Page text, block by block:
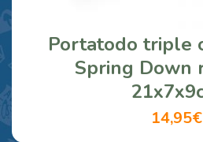
Portatodo triple
Spring Down
14,95€